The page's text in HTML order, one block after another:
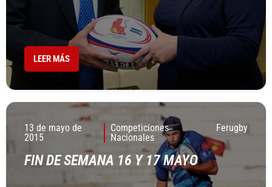
LEER MÁS
13 de mayo de
2015
Competiciones
Nacionales
Ferugby
FIN DE SEMANA 16 Y 17 MAYO